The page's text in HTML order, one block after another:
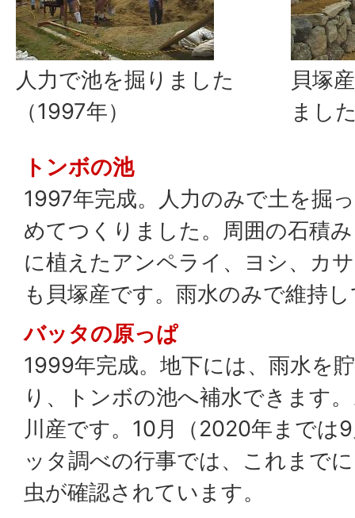
人力で池を掘りました
（1997年）
貝塚
まし
トンボの池
1997年完成。人力のみで土を掘
めてつくりました。周囲の石積
に植えたアンペライ、ヨシ、カ
も貝塚産です。雨水のみで維持
バッタの原っぱ
1999年完成。地下には、雨水を
り、トンボの池へ補水できます
川産です。10月（2020年までは
ッタ調べの行事では、これまで
虫が確認されています。